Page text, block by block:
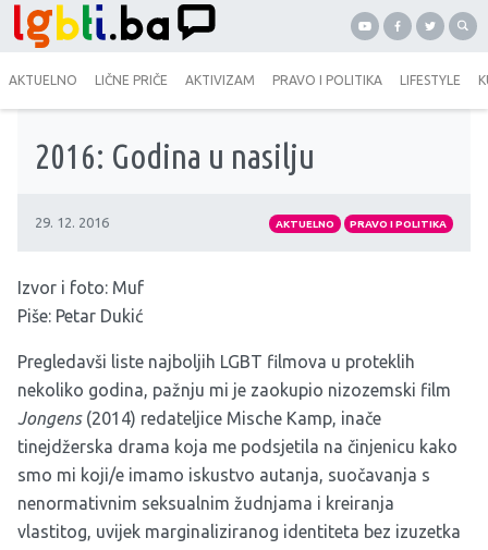
AKTUELNO LIČNE PRIČE AKTIVIZAM PRAVO I POLITIKA LIFESTYLE
2016: Godina u nasilju
29. 12. 2016 AKTUELNO PRAVO I POLITIKA
Izvor i foto: Muf
Piše: Petar Dukić
Pregledavši liste najboljih LGBT filmova u proteklih
nekoliko godina, pažnju mi je zaokupio nizozemski film
Jongens(2014) redateljice Mische Kamp, inače
tinejdžerska drama koja me podsjetila na činjenicu kako
smo mi koji/e imamo iskustvo autanja, suočavanja s
nenormativnim seksualnim žudnjama i kreiranja
vlastitog, uvijek marginaliziranog identiteta bez izuzetka